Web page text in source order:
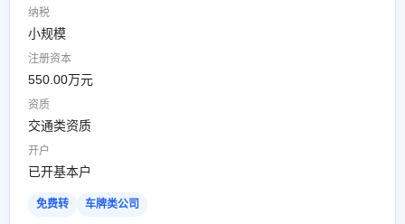
纳税
小规模
注册资本
550.00万元
资质
交通类资质
开户
已开基本户
免费转 车牌类公司